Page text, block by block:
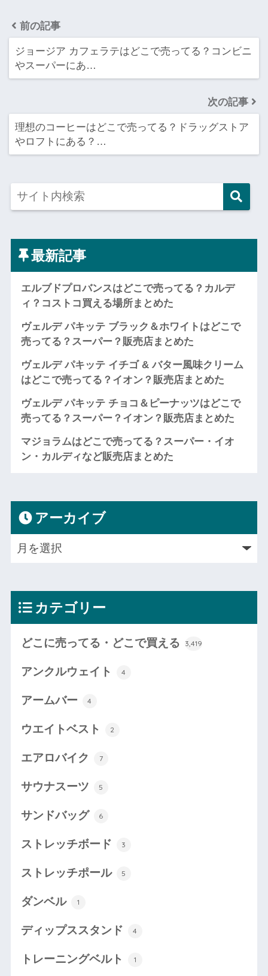
前の記事
ジョージア カフェラテはどこで売ってる？コンビニ
やスーパーにあ…
次の記事
理想のコーヒーはどこで売ってる？ドラッグストア
やロフトにある？…
最新記事
エルブドプロバンスはどこで売ってる？カルデ
ィ？コストコ買える場所まとめた
ヴェルデ パキッテ ブラック＆ホワイトはどこで
売ってる？スーパー？販売店まとめた
ヴェルデ パキッテ イチゴ & バター風味クリーム
はどこで売ってる？イオン？販売店まとめた
ヴェルデ パキッテ チョコ＆ピーナッツはどこで
売ってる？スーパー？イオン？販売店まとめた
マジョラムはどこで売ってる？スーパー・イオ
ン・カルディなど販売店まとめた
アーカイブ
カテゴリー
どこに売ってる・どこで買える 3,419
アンクルウェイト 4
アームバー 4
ウエイトベスト 2
エアロバイク 7
サウナスーツ 5
サンドバッグ 6
ストレッチボード 3
ストレッチポール 5
ダンベル 1
ディップススタンド 4
トレーニングベルト 1